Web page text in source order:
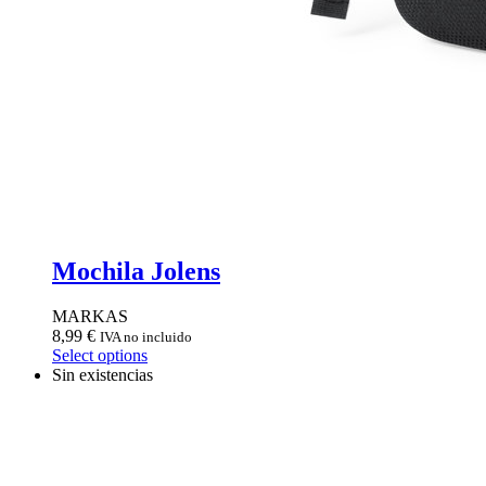
Mochila Jolens
MARKAS
8,99 € IVA no incluido
Select options
Sin existencias